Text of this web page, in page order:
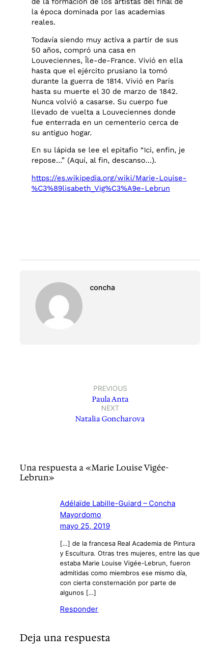
la época dominada por las academias
reales.
Todavía siendo muy activa a partir de sus
50 años, compró una casa en
Louveciennes, Île-de-France. Vivió en ella
hasta que el ejército prusiano la tomó
durante la guerra de 1814. Vivió en París
hasta su muerte el 30 de marzo de 1842.
Nunca volvió a casarse. Su cuerpo fue
llevado de vuelta a Louveciennes donde
fue enterrada en un cementerio cerca de
su antiguo hogar.
En su lápida se lee el epitafio “Ici, enfin, je
repose…” (Aquí, al fin, descanso…).
https://es.wikipedia.org/wiki/Marie-Louise-
%C3%89lisabeth_Vig%C3%A9e-Lebrun
concha
PREVIOUS
Paula Anta
NEXT
Natalia Goncharova
Una respuesta a «Marie Louise Vigée-
Lebrun»
Adélaïde Labille-Guiard – Concha
Mayordomo
mayo 25, 2019
[…] de la francesa Real Academia de Pintura
y Escultura. Otras tres mujeres, entre las que
estaba Marie Louise Vigée-Lebrun, fueron
admitidas como miembros ese mismo día,
con cierta consternación por parte de
algunos […]
Responder
Deja una respuesta